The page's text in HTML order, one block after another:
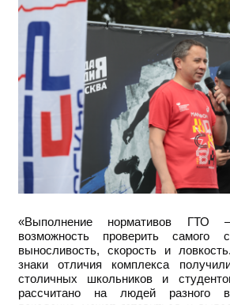
«Выполнение нормативов ГТО
возможность проверить самого
выносливость, скорость и
знаки отличия комплекса
столичных школьников и
рассчитано на людей разного